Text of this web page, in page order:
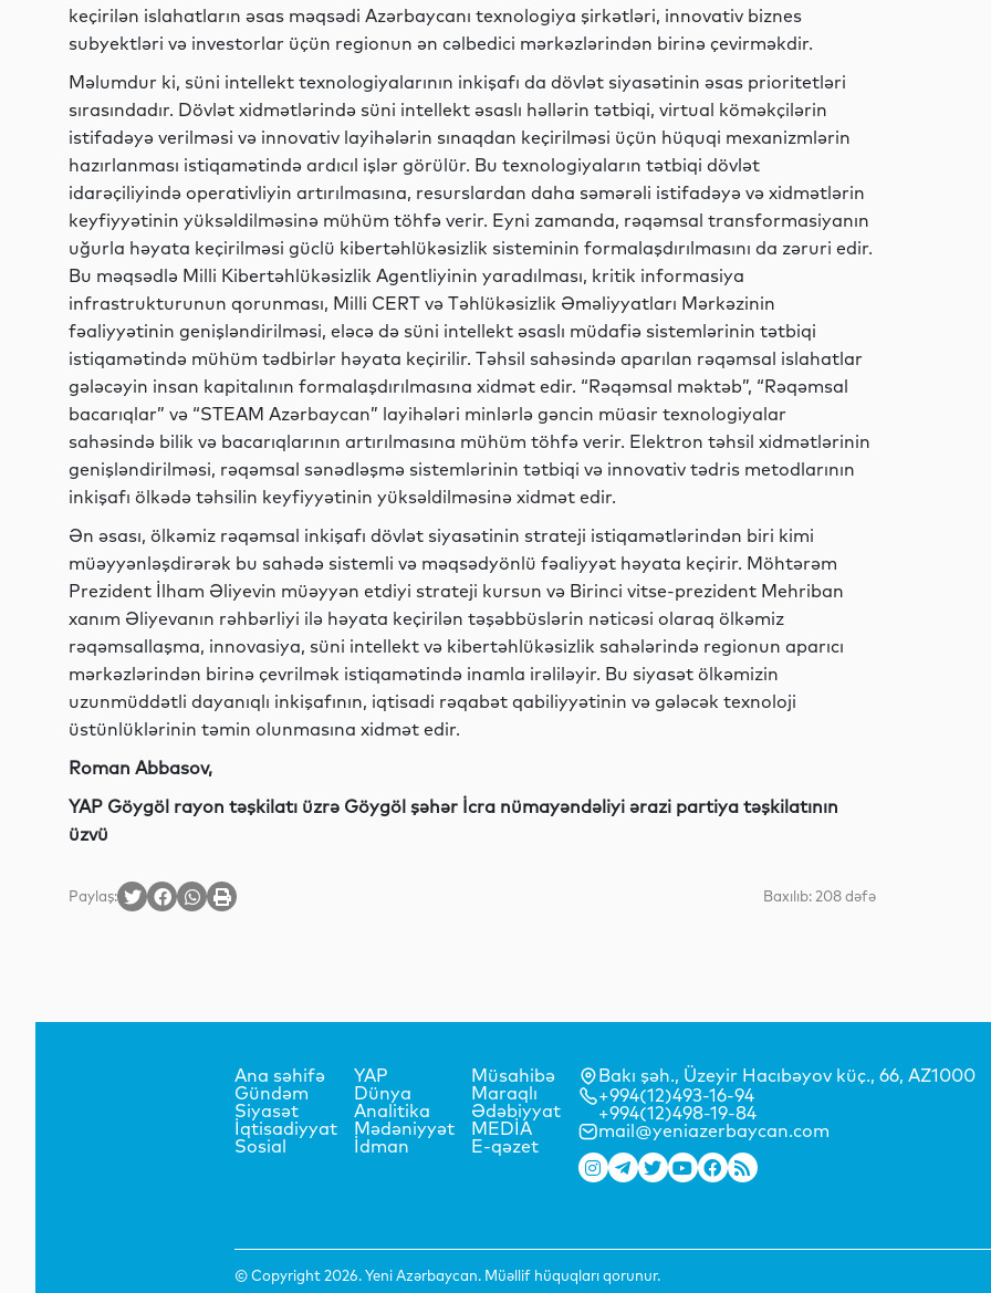
keçirilən islahatların əsas məqsədi Azərbaycanı texnologiya şirkətləri, innovativ biznes
subyektləri və investorlar üçün regionun ən cəlbedici mərkəzlərindən birinə çevirməkdir.
Məlumdur ki, süni intellekt texnologiyalarının inkişafı da dövlət siyasətinin əsas prioritetləri
sırasındadır. Dövlət xidmətlərində süni intellekt əsaslı həllərin tətbiqi, virtual köməkçilərin
istifadəyə verilməsi və innovativ layihələrin sınaqdan keçirilməsi üçün hüquqi mexanizmlərin
hazırlanması istiqamətində ardıcıl işlər görülür. Bu texnologiyaların tətbiqi dövlət
idarəçiliyində operativliyin artırılmasına, resurslardan daha səmərəli istifadəyə və xidmətlərin
keyfiyyətinin yüksəldilməsinə mühüm töhfə verir. Eyni zamanda, rəqəmsal transformasiyanın
uğurla həyata keçirilməsi güclü kibertəhlükəsizlik sisteminin formalaşdırılmasını da zəruri edir.
Bu məqsədlə Milli Kibertəhlükəsizlik Agentliyinin yaradılması, kritik informasiya
infrastrukturunun qorunması, Milli CERT və Təhlükəsizlik Əməliyyatları Mərkəzinin
fəaliyyətinin genişləndirilməsi, eləcə də süni intellekt əsaslı müdafiə sistemlərinin tətbiqi
istiqamətində mühüm tədbirlər həyata keçirilir. Təhsil sahəsində aparılan rəqəmsal islahatlar
gələcəyin insan kapitalının formalaşdırılmasına xidmət edir. “Rəqəmsal məktəb”, “Rəqəmsal
bacarıqlar” və “STEAM Azərbaycan” layihələri minlərlə gəncin müasir texnologiyalar
sahəsində bilik və bacarıqlarının artırılmasına mühüm töhfə verir. Elektron təhsil xidmətlərinin
genişləndirilməsi, rəqəmsal sənədləşmə sistemlərinin tətbiqi və innovativ tədris metodlarının
inkişafı ölkədə təhsilin keyfiyyətinin yüksəldilməsinə xidmət edir.
Ən əsası, ölkəmiz rəqəmsal inkişafı dövlət siyasətinin strateji istiqamətlərindən biri kimi
müəyyənləşdirərək bu sahədə sistemli və məqsədyönlü fəaliyyət həyata keçirir. Möhtərəm
Prezident İlham Əliyevin müəyyən etdiyi strateji kursun və Birinci vitse-prezident Mehriban
xanım Əliyevanın rəhbərliyi ilə həyata keçirilən təşəbbüslərin nəticəsi olaraq ölkəmiz
rəqəmsallaşma, innovasiya, süni intellekt və kibertəhlükəsizlik sahələrində regionun aparıcı
mərkəzlərindən birinə çevrilmək istiqamətində inamla irəliləyir. Bu siyasət ölkəmizin
uzunmüddətli dayanıqlı inkişafının, iqtisadi rəqabət qabiliyyətinin və gələcək texnoloji
üstünlüklərinin təmin olunmasına xidmət edir.
Roman Abbasov,
YAP Göygöl rayon təşkilatı üzrə Göygöl şəhər İcra nümayəndəliyi ərazi partiya təşkilatının
üzvü
Paylaş: Baxılıb: 208 dəfə
Siyasət
Ana səhifə
Gündəm
Siyasət
İqtisadiyyat
Sosial
YAP
Dünya
Analitika
Mədəniyyət
İdman
Müsahibə
Maraqlı
Ədəbiyyat
MEDİA
E-qəzet
Bakı şəh., Üzeyir Hacıbəyov küç., 66, AZ1000
+994(12)493-16-94
+994(12)498-19-84
mail@yeniazerbaycan.com
© Copyright 2026. Yeni Azərbaycan. Müəllif hüquqları qorunur.